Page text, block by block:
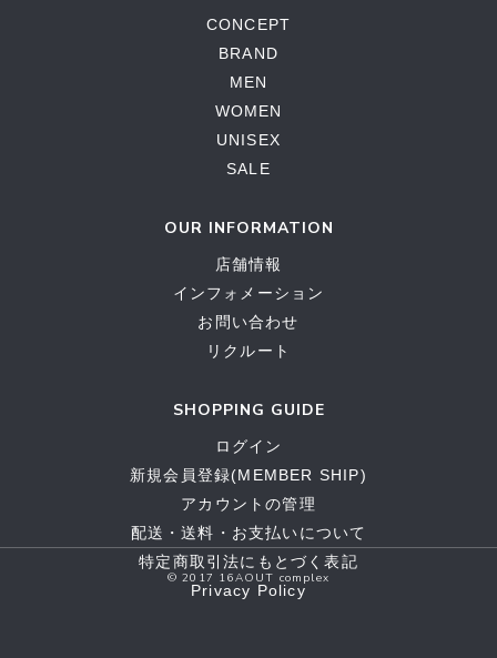
CONCEPT
BRAND
MEN
WOMEN
UNISEX
SALE
OUR INFORMATION
店舗情報
インフォメーション
お問い合わせ
リクルート
SHOPPING GUIDE
ログイン
新規会員登録(MEMBER SHIP)
アカウントの管理
配送・送料・お支払いについて
特定商取引法にもとづく表記
Privacy Policy
© 2017 16AOUT complex